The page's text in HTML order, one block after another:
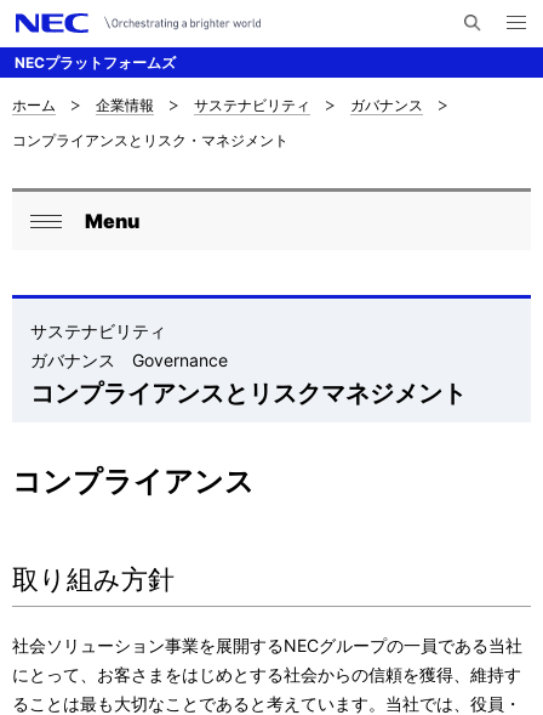
NECプラットフォームズ
メ
ニ
ナ
ビ
ゲ
ョ
サ
イ
ト
の
現
在
置
表
示
し
て
ホーム 企業情報 サステナビリティ
ガバナンス
コンプライアンスとリスク・マネジメント
ロ
カ
ル
ナ
ゲ
シ
ョ
ン
Menu
コンプライアンスとリスクマネジメント
サステナビリティ
ガバナンス Governance
コンプライアンス
取り組み方針
社会ソリューション事業を展開するNECグループの一員である当社
にとって、お客さまをはじめとする社会からの信頼を獲得、維持す
ることは最も大切なことであると考えています。当社では、役員・